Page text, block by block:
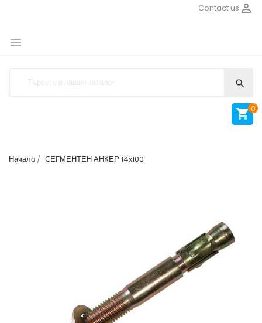

Contact us


 0
Начало СЕГМЕНТЕН АНКЕР 14x100